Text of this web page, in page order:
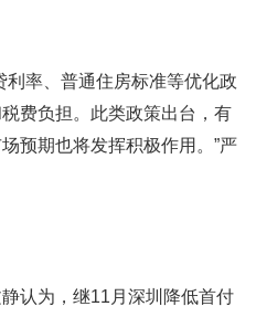
利率、普通住房标准等优化政
费负担。此类政策出台，有
预期也将发挥积极作用。”严
认为，继11月深圳降低首付